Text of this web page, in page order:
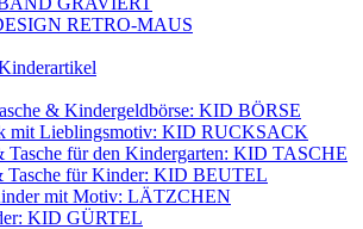
RETRO-MAUS
& Kindergeldbörse: KID BÖRSE
mit Lieblingsmotiv: KID RUCKSACK
Tasche für den Kindergarten: KID TASCHE
Tasche für Kinder: KID BEUTEL
mit Motiv: LÄTZCHEN
KID GÜRTEL